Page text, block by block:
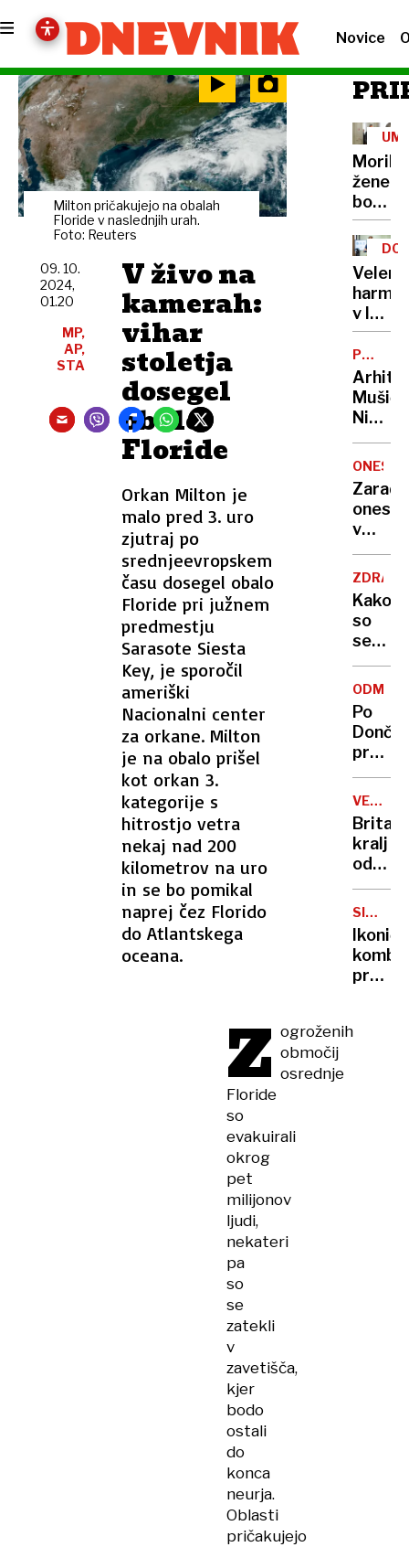
Novice
Milton pričakujejo na obalah
Floride v naslednjih urah.
Foto: Reuters
V živo na
kamerah:
vihar
stoletja
dosegel
obalo
Floride
Orkan Milton je
malo pred 3. uro
zjutraj po
srednjeevropskem
času dosegel obalo
Floride pri južnem
predmestju
Sarasote Siesta
Key, je sporočil
ameriški
Nacionalni center
za orkane. Milton
je na obalo prišel
kot orkan 3.
kategorije s
hitrostjo vetra
nekaj nad 200
kilometrov na uro
in se bo pomikal
naprej čez Florido
do Atlantskega
oceana.
09. 10.
2024,
01.20
MP,
AP,
STA
Z ogroženih
območij
osrednje
Floride
so
evakuirali
okrog
pet
milijonov
ljudi,
nekateri
pa
so
se
zatekli
v
zavetišča,
kjer
bodo
ostali
do
konca
neurja.
Oblasti
pričakujejo
žene
bo
sedel
21
let
v lov
na
nov
rekord
CENTER
Mušič:
Nikoli
nisem
da je
to v
moji
sploh
Zaradi
v
delu
voda
Kako
so
se
cilji
vlade
Po
Karma
je
psica,
Nico
pa
njen
sin
VELIKA
kralj
zaradi
raka
SIMBOL
kombi
dan